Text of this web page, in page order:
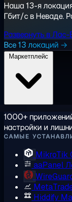
Наша 13-я
Гбит/с в Неваде.
Развернуть в
Все 13 локаций →
1000+
настройки и
САМЫЕ
MikroTik
aaPanel
Hiddify